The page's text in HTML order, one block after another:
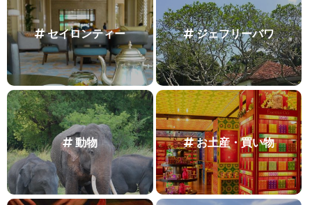
セイロンティー ジェフリーバワ
動物 お土産・買い物